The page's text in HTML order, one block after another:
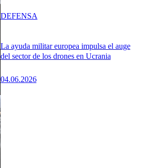
La ayuda militar europea impulsa el auge
del sector de los drones en Ucrania
04.06.2026
DEFENSA